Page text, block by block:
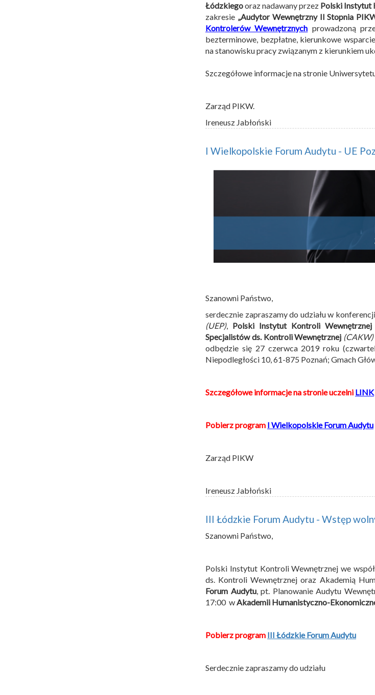
Łódzkiegooraz nadawany przez Polski Instytut
zakresie „Audytor Wewnętrzny II Stopnia
Kontrolerów Wewnętrznych prowadzoną
bezterminowe, bezpłatne, kierunkowe
na stanowisku pracy związanym z kierunkiem
Szczegółowe informacje na stronie
Zarząd PIKW.
Ireneusz Jabłoński
I Wielkopolskie Forum Audytu - UE
Szanowni Państwo,
serdecznie zapraszamy do udziału w
(UEP), Polski Instytut Kontroli
Specjalistów ds. Kontroli Wewnętrznej (CAKW)
odbędzie się 27 czerwca 2019 roku
Niepodległości 10, 61-875 Poznań; Gmach
Szczegółowe informacje na stronie uczelni LINK
Pobierz program I Wielkopolskie Forum Audytu
Zarząd PIKW
Ireneusz Jabłoński
III Łódzkie Forum Audytu - Wstęp
Szanowni Państwo,
Polski Instytut Kontroli Wewnętrznej we
ds. Kontroli Wewnętrznej oraz Akademią
Forum Audytu, pt. Planowanie Audytu
17:00 wAkademii Humanistyczno-
Pobierz program III Łódzkie Forum Audytu
Serdecznie zapraszamy do udziału